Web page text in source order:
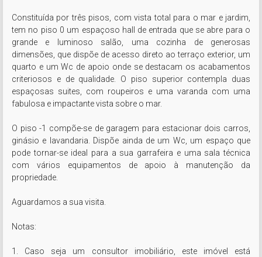
Constituída por três pisos, com vista total para o mar e jardim,
tem no piso 0 um espaçoso hall de entrada que se abre para o
grande e luminoso salão, uma cozinha de generosas
dimensões, que dispõe de acesso direto ao terraço exterior, um
quarto e um Wc de apoio onde se destacam os acabamentos
criteriosos e de qualidade. O piso superior contempla duas
espaçosas suites, com roupeiros e uma varanda com uma
fabulosa e impactante vista sobre o mar.
O piso -1 compõe-se de garagem para estacionar dois carros,
ginásio e lavandaria. Dispõe ainda de um Wc, um espaço que
pode tornar-se ideal para a sua garrafeira e uma sala técnica
com vários equipamentos de apoio à manutenção da
propriedade.
Aguardamos a sua visita.
Notas:
1. Caso seja um consultor imobiliário, este imóvel está